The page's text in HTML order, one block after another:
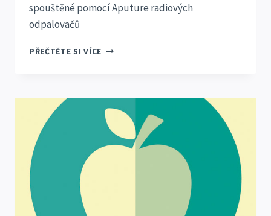
spouštěné pomocí Aputure radiových
odpalovačů
PŘEČTĚTE SI VÍCENOČNÍ